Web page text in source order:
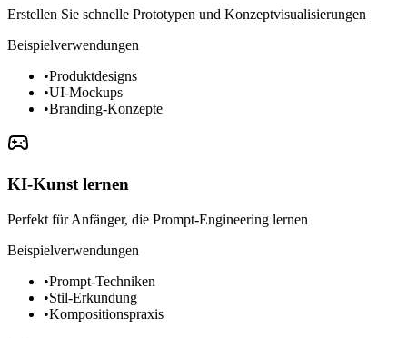
Erstellen Sie schnelle Prototypen und Konzeptvisualisierungen
Beispielverwendungen
•Produktdesigns
•UI-Mockups
•Branding-Konzepte
KI-Kunst lernen
Perfekt für Anfänger, die Prompt-Engineering lernen
Beispielverwendungen
•Prompt-Techniken
•Stil-Erkundung
•Kompositionspraxis